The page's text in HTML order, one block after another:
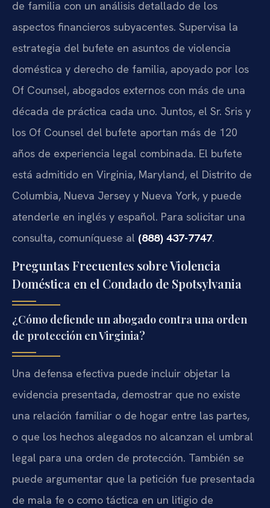
de familia con un análisis detallado de los
aspectos financieros subyacentes. Supervisa la
estrategia del bufete en asuntos de violencia
doméstica y derecho de familia, apoyado por los
Of Counsel, abogados externos con más de una
década de práctica cada uno. Juntos, el Sr. Sris y
los Of Counsel del bufete aportan más de 120
años de experiencia legal combinada. El bufete
está admitido en Virginia, Maryland, el Distrito de
Columbia, Nueva Jersey y Nueva York, y puede
atenderle en inglés y español. Para solicitar una
consulta, comuníquese al (888) 437-7747.
Preguntas Frecuentes sobre Violencia
Doméstica en el Condado de Spotsylvania
¿Cómo defiende un abogado contra una orden
de protección en Virginia?
Una defensa efectiva puede incluir objetar la
evidencia presentada, demostrar que no existe
una relación familiar o de hogar entre las partes,
o que los hechos alegados no alcanzan el umbral
legal para una orden de protección. También se
puede argumentar que la petición fue presentada
de mala fe o como táctica en un litigio de